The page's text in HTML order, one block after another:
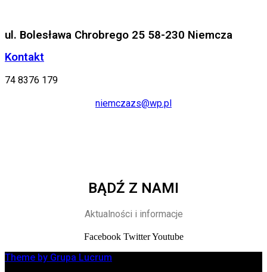
ul. Bolesława Chrobrego 25 58-230 Niemcza
Kontakt
74 8376 179
niemczazs@wp.pl
BĄDŹ Z NAMI
Aktualności i informacje
Facebook Twitter Youtube
Theme by Grupa Lucrum